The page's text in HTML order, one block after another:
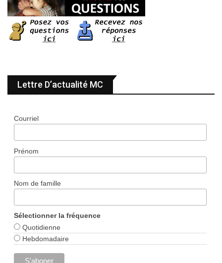
Lettre D’actualité MC
Courriel
Prénom
Nom de famille
Sélectionner la fréquence
Quotidienne
Hebdomadaire